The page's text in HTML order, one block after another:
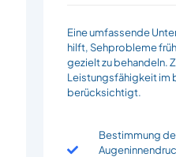
Eine umfassende
hilft, Sehprobleme
gezielt zu behandeln.
Leistungsfähigkeit im
berücksichtigt.
Bestimmung